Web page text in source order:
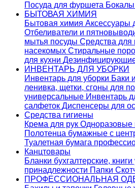
Посуда для фуршета Бокалы
БЫТОВАЯ ХИМИЯ
Бытовая химия Аксессуары
Отбеливатели и
мытья посуды Средства для
насекомых Стиральные
для кухни
ИНВЕНТАРЬ ДЛЯ УБОРКИ
Инвентарь для уборки Баки
ленивка, щетки, сгоны для
универсальные Инвентарь
салфеток Диспенсеры для
Средства гигиены
Крема для рук Одноразовые
Полотенца бумажные с
Туалетная бумага
Канцтовары
Бланки бухгалтерские, книги
принадлежности Папки
ПРОФЕССИОНАЛЬНАЯ